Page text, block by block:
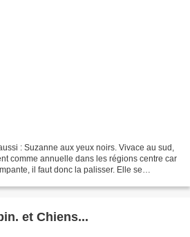
: Suzanne aux yeux noirs. Vivace au sud,
comme annuelle dans les régions centre car
il faut donc la palisser. Elle se
et Chiens...